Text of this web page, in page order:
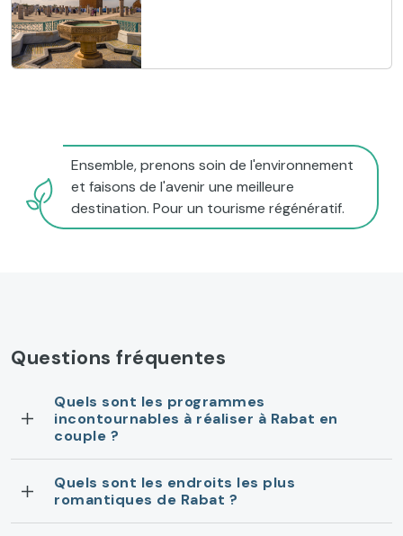
Ensemble, prenons soin de l'environnement
et faisons de l'avenir une meilleure
destination. Pour un tourisme régénératif.
Questions fréquentes
Quels sont les programmes
incontournables à réaliser à Rabat en
couple ?
Quels sont les endroits les plus
romantiques de Rabat ?